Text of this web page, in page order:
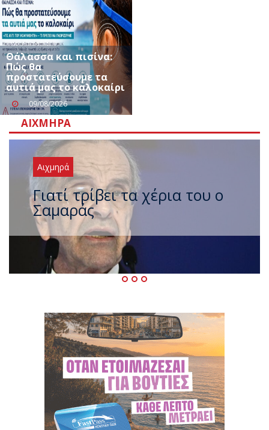
Θάλασσα και πισίνα:
Πώς θα
προστατεύσουμε τα
αυτιά μας το καλοκαίρι
09/08/2026
ΑΙΧΜΗΡΆ
Αιχμηρά
Ξαναχτύπησαν